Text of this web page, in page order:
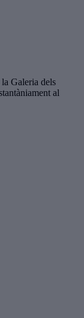
Galeria dels
al